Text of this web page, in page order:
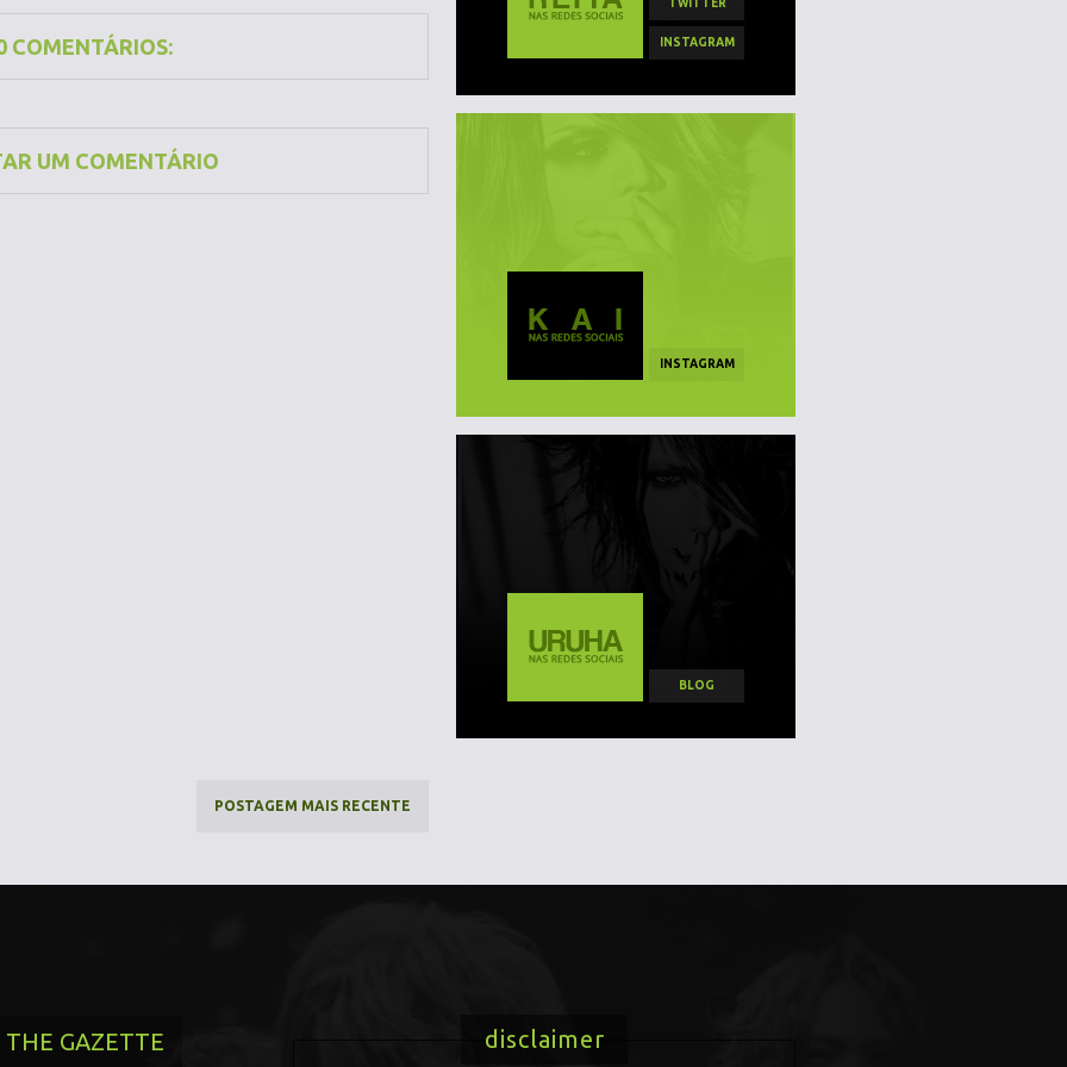
COMENTÁRIOS:
UM COMENTÁRIO
POSTAGEM MAIS RECENTE
TWITTER
INSTAGRAM
INSTAGRAM
BLOG
THE GAZETTE disclaimer